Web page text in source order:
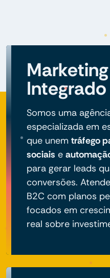
Integrado
Somos uma
especializada em
que unem tráfego
sociais e
para gerar leads
conversões.
B2C com planos
focados em
real sobre